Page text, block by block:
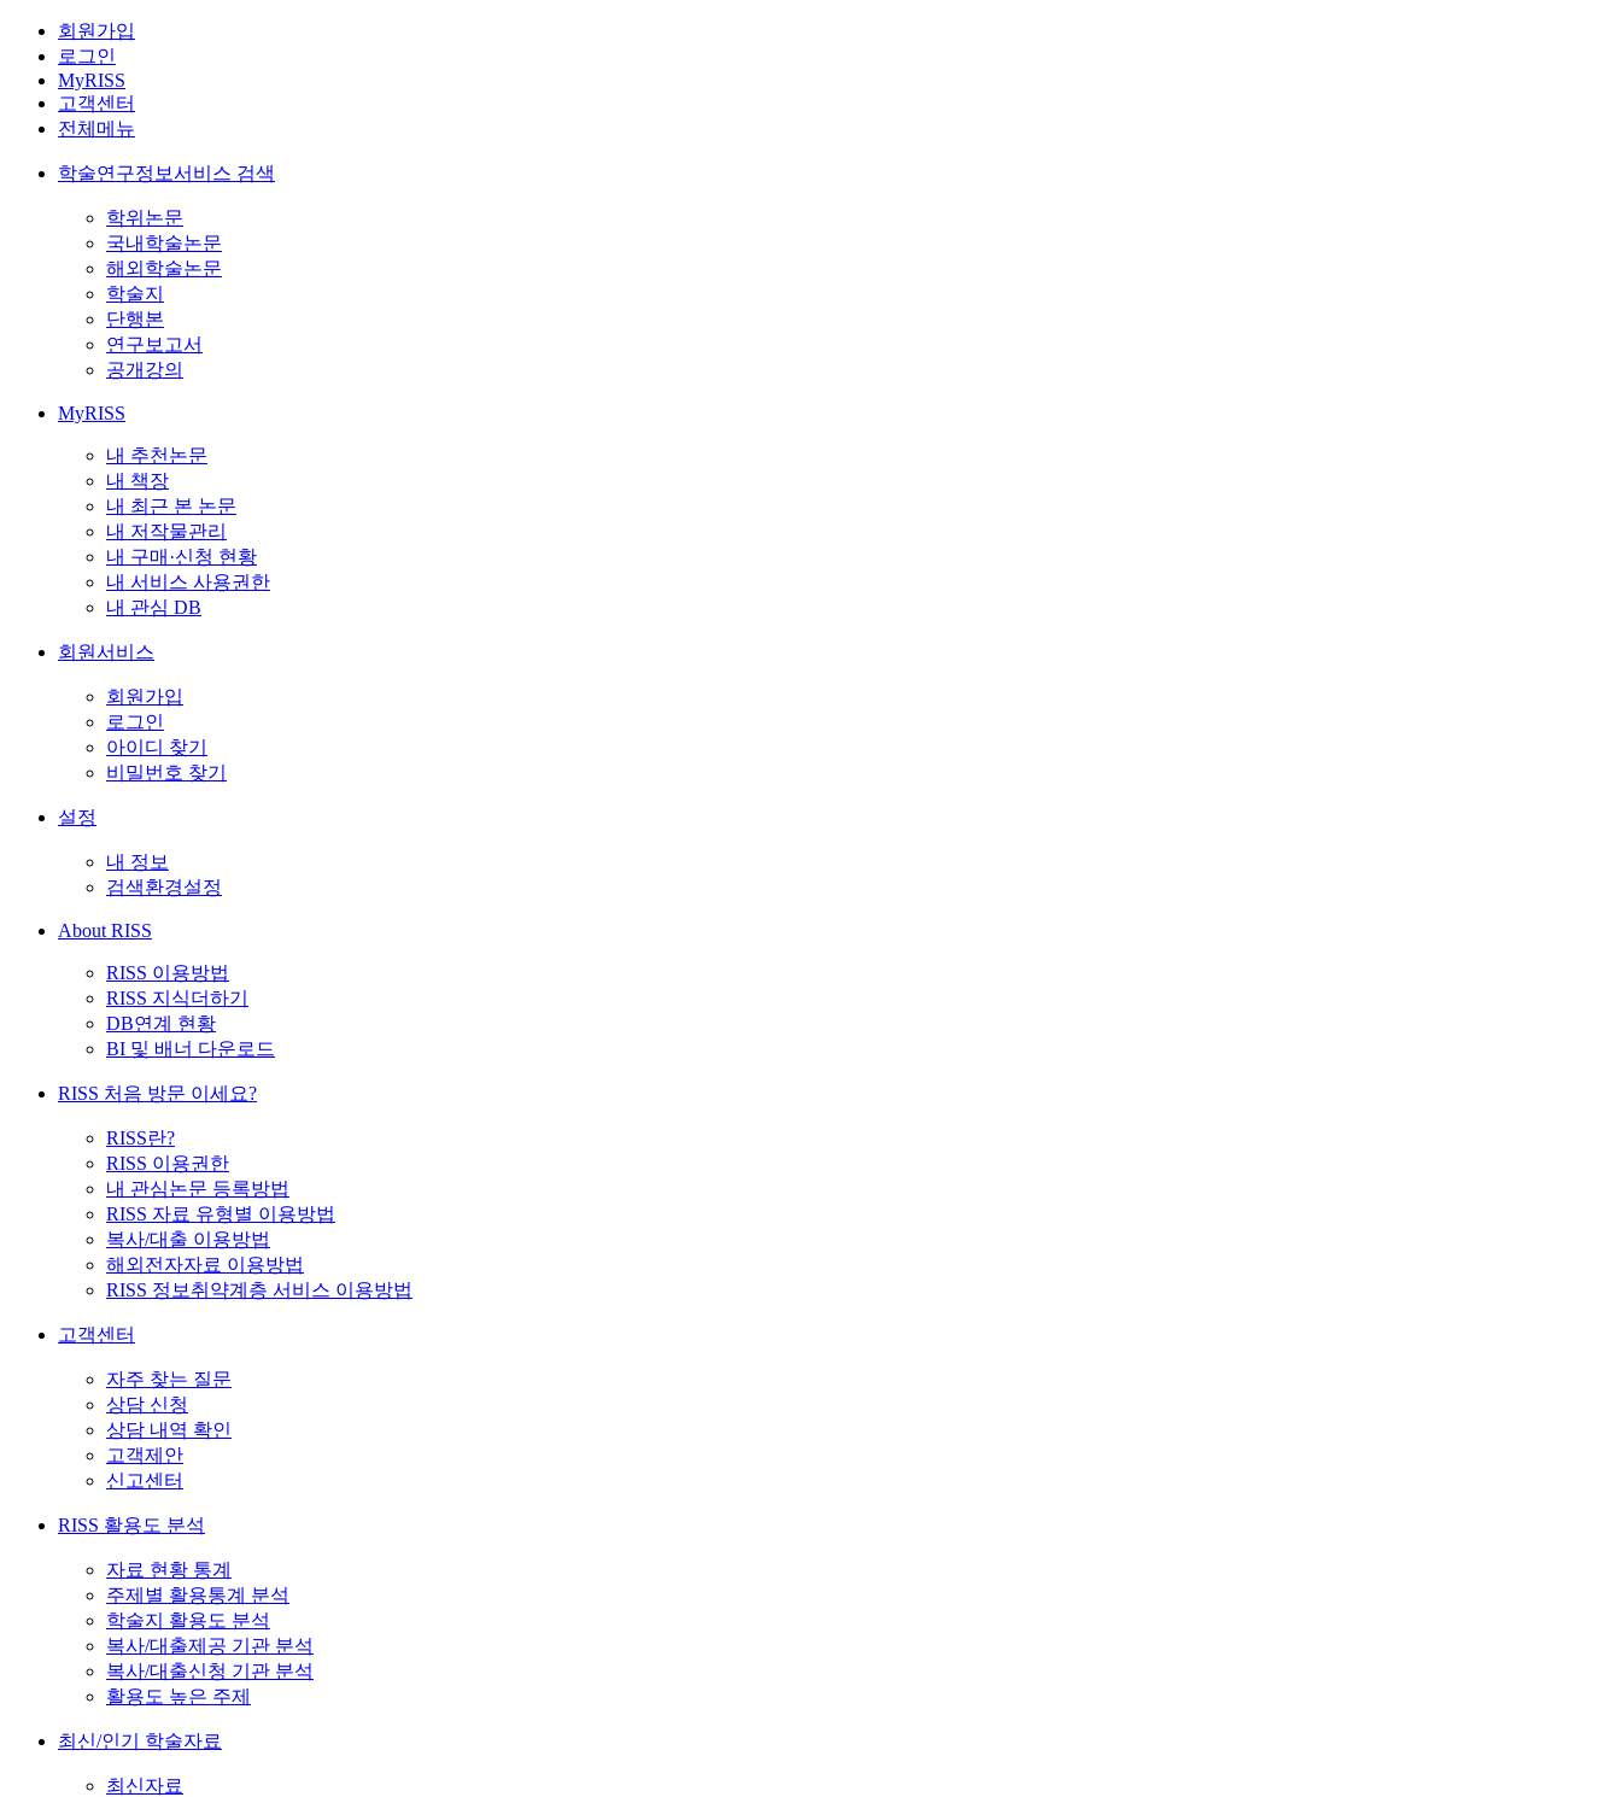
회원가입
로그인
MyRISS
고객센터
전체메뉴
학술연구정보서비스 검색
학위논문
국내학술논문
해외학술논문
학술지
단행본
연구보고서
공개강의
MyRISS
내 추천논문
내 책장
내 최근 본 논문
내 저작물관리
내 구매·신청 현황
내 서비스 사용권한
내 관심 DB
회원서비스
회원가입
로그인
아이디 찾기
비밀번호 찾기
설정
내 정보
검색환경설정
About RISS
RISS 이용방법
RISS 지식더하기
DB연계 현황
BI 및 배너 다운로드
RISS 처음 방문 이세요?
RISS란?
RISS 이용권한
내 관심논문 등록방법
RISS 자료 유형별 이용방법
복사/대출 이용방법
해외전자자료 이용방법
RISS 정보취약계층 서비스 이용방법
고객센터
자주 찾는 질문
상담 신청
상담 내역 확인
고객제안
신고센터
RISS 활용도 분석
자료 현황 통계
주제별 활용통계 분석
학술지 활용도 분석
복사/대출제공 기관 분석
복사/대출신청 기관 분석
활용도 높은 주제
최신/인기 학술자료
최신자료